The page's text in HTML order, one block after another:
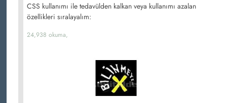
CSS kullanımı ile tedavülden kalkan veya kullanımı azalan
özellikleri sıralayalım:
24,938 okuma,